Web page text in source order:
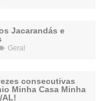
Jacarandás e
Geral
consecutivas
Minha Casa Minha
AL!